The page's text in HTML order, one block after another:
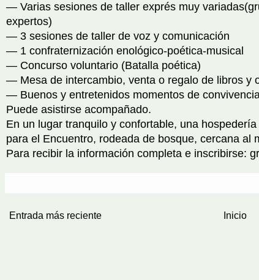
— Varias sesiones de taller exprés muy
expertos)
— 3 sesiones de taller de voz y comunicación
— 1 confraternización enológico-poética-musical
— Concurso voluntario (Batalla poética)
— Mesa de intercambio, venta o regalo de libros y
— Buenos y entretenidos momentos de
Puede asistirse acompañado.
En un lugar tranquilo y confortable, una
para el Encuentro, rodeada de bosque, cercana al
Para recibir la información completa e inscribirse:
Entrada más reciente Inicio